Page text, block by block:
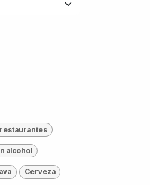
alcohol
Cerveza